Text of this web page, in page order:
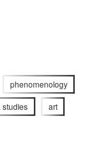
phenomenology
studies art